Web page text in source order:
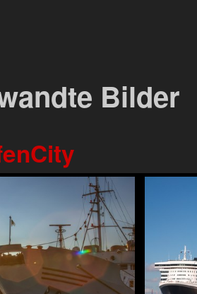
Bilder